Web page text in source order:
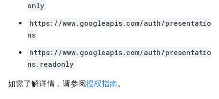
only
https://www.googleapis.com/auth/presentatio
ns
https://www.googleapis.com/auth/presentatio
ns.readonly
如需了解详情，请参阅授权指南。